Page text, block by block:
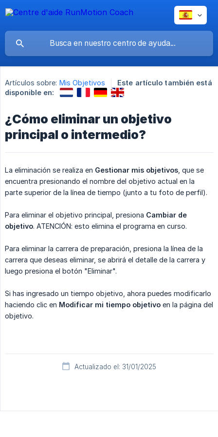
Artículos sobre: Mis Objetivos
Este artículo también está
disponible en:
¿Cómo eliminar un objetivo
principal o intermedio?
La eliminación se realiza en Gestionar mis objetivos , que se
encuentra presionando el nombre del objetivo actual en la
parte superior de la línea de tiempo (junto a tu foto de perfil).
Para eliminar el objetivo principal, presiona Cambiar de
objetivo. ATENCIÓN: esto elimina el programa en curso.
Para eliminar la carrera de preparación, presiona la línea de la
carrera que deseas eliminar, se abrirá el detalle de la carrera y
luego presiona el botón "Eliminar".
Si has ingresado un tiempo objetivo, ahora puedes modificarlo
haciendo clic en Modificar mi tiempo objetivo en la página del
objetivo.
Actualizado el: 31/01/2025